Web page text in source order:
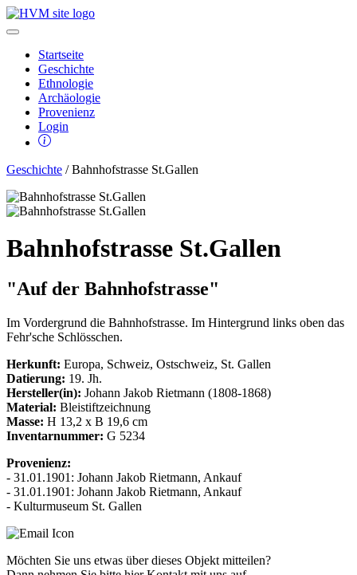
Startseite
Geschichte
Ethnologie
Archäologie
Provenienz
Login
Geschichte / Bahnhofstrasse St.Gallen
Bahnhofstrasse St.Gallen
"Auf der Bahnhofstrasse"
Im Vordergrund die Bahnhofstrasse. Im Hintergrund links oben das
Fehr'sche Schlösschen.
Herkunft: Europa, Schweiz, Ostschweiz, St. Gallen
Datierung: 19. Jh.
Hersteller(in): Johann Jakob Rietmann (1808-1868)
Material: Bleistiftzeichnung
Masse: H 13,2 x B 19,6 cm
Inventarnummer: G 5234
Provenienz:
- 31.01.1901: Johann Jakob Rietmann, Ankauf
- 31.01.1901: Johann Jakob Rietmann, Ankauf
- Kulturmuseum St. Gallen
Möchten Sie uns etwas über dieses Objekt mitteilen?